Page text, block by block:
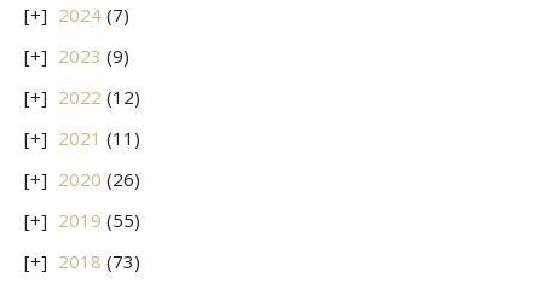
2024 (7)
2023 (9)
2022 (12)
2021 (11)
2020 (26)
2019 (55)
2018 (73)